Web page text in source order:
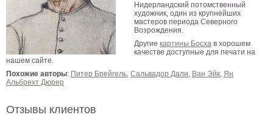
для
картин
Печать
на
больших
Нидерландский потомственный
художник, один из крупнейших
мастеров периода Северного
Возрождения.
Другие картины Босха в хорошем
качестве доступные для печати на
нашем сайте.
Похожие авторы: Питер Брейгель, Сальвадор Дали, Ван Эйк, Ян
Альбрехт Дюрер
Отзывы клиентов